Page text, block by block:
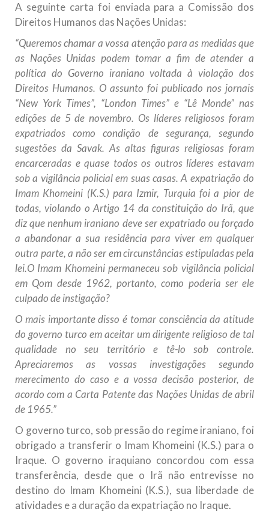
A seguinte carta foi enviada para a Comissão dos
Direitos Humanos das Nações Unidas:
“Queremos chamar a vossa atenção para as medidas que
as Nações Unidas podem tomar a fim de atender a
política do Governo iraniano voltada à violação dos
Direitos Humanos. O assunto foi publicado nos jornais
“New York Times”, “London Times” e “Lê Monde” nas
edições de 5 de novembro. Os líderes religiosos foram
expatriados como condição de segurança, segundo
sugestões da Savak. As altas figuras religiosas foram
encarceradas e quase todos os outros líderes estavam
sob a vigilância policial em suas casas. A expatriação do
Imam Khomeini (K.S.) para Izmir, Turquia foi a pior de
todas, violando o Artigo 14 da constituição do Irã, que
diz que nenhum iraniano deve ser expatriado ou forçado
a abandonar a sua residência para viver em qualquer
outra parte, a não ser em circunstâncias estipuladas pela
lei.O Imam Khomeini permaneceu sob vigilância policial
em Qom desde 1962, portanto, como poderia ser ele
culpado de instigação?
O mais importante disso é tomar consciência da atitude
do governo turco em aceitar um dirigente religioso de tal
qualidade no seu território e tê-lo sob controle.
Apreciaremos as vossas investigações segundo
merecimento do caso e a vossa decisão posterior, de
acordo com a Carta Patente das Nações Unidas de abril
de 1965.”
O governo turco, sob pressão do regime iraniano, foi
obrigado a transferir o Imam Khomeini (K.S.) para o
Iraque. O governo iraquiano concordou com essa
transferência, desde que o Irã não entrevisse no
destino do Imam Khomeini (K.S.), sua liberdade de
atividades e a duração da expatriação no Iraque.